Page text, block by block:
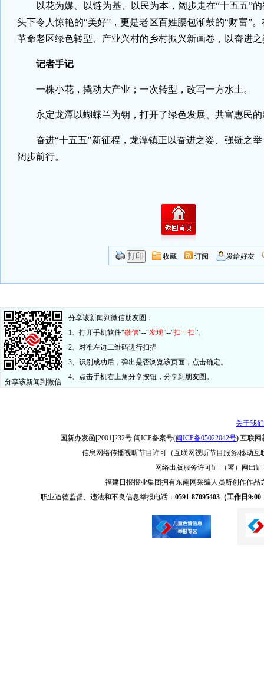
以花为媒、以链为基、以民为本，阔步走在“十五五”
头下令人惊艳的“美好”，更是老区百姓腰包渐鼓的“财富”
革命老区绿色转型、产业兴村的乡村振兴新画卷，以奋进
记者手记
一株小花，撬动大产业；一次转型，改写一方水土。
永定龙潭以蝴蝶兰为钥，打开了绿色发展、共富惠民
奋进“十五五”新征程，龙潭镇正以奋进之姿、强链之
阔步前行。
收藏 订阅 发给好友
分享该新闻到微信
分享该新闻到微信朋友圈：
1、打开手机软件“微信”--“发现”--“扫一扫”。
2、对准左边二维码进行扫描
3、识别成功后，弹出是否浏览该页面，点击确定。
4、点击手机右上角分享按钮，分享到朋友圈。